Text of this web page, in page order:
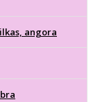
angora